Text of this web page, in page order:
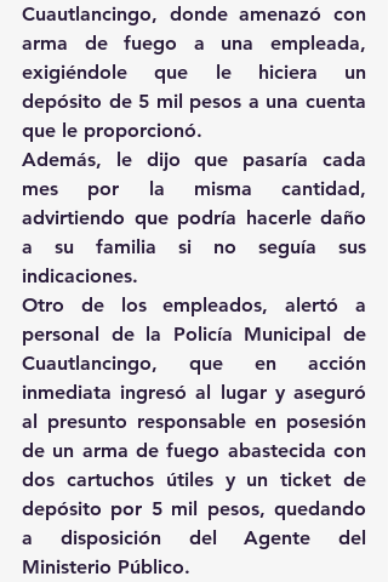
Cuautlancingo, donde amenazó con
arma de fuego a una empleada,
exigiéndole que le hiciera un
depósito de 5 mil pesos a una cuenta
que le proporcionó.
Además, le dijo que pasaría cada
mes por la misma cantidad,
advirtiendo que podría hacerle daño
a su familia si no seguía sus
indicaciones.
Otro de los empleados, alertó a
personal de la Policía Municipal de
Cuautlancingo, que en acción
inmediata ingresó al lugar y aseguró
al presunto responsable en posesión
de un arma de fuego abastecida con
dos cartuchos útiles y un ticket de
depósito por 5 mil pesos, quedando
a disposición del Agente del
Ministerio Público.